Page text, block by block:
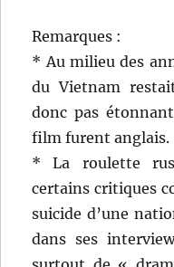
Remarques :
* Au milieu des
du Vietnam
donc pas
film furent anglais.
* La roulette
certains critiques
suicide d’une
dans ses